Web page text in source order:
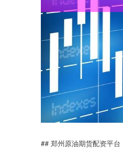
## 郑州原油期货配资平